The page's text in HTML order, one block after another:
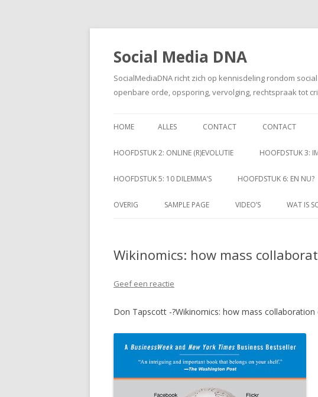
Social Media DNA
SocialMediaDNA richt zich op kennisdeling rondom
openbare orde, opsporing, vervolging, rechtspraak tot
HOME ALLES CONTACT CONTACT
HOOFDSTUK 2: ONLINE (R)EVOLUTIE HOOFDSTUK 3:
HOOFDSTUK 5: 10 DILEMMA’S HOOFDSTUK 6: EN NU?
OVERIG SAMPLE PAGE VIDEO’S WAT IS
Wikinomics: how mass
Geef een reactie
Don Tapscott -?Wikinomics: how mass collaboration